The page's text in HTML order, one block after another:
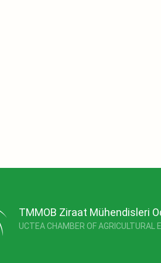
TMMOB Ziraat Mühendisleri
UCTEA CHAMBER OF AGRICULTURAL